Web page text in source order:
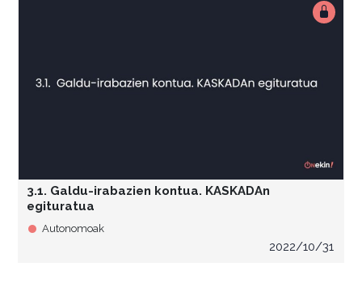
3.1. Galdu-irabazien kontua. KASKADAn
egituratua
Autonomoak
2022/10/31